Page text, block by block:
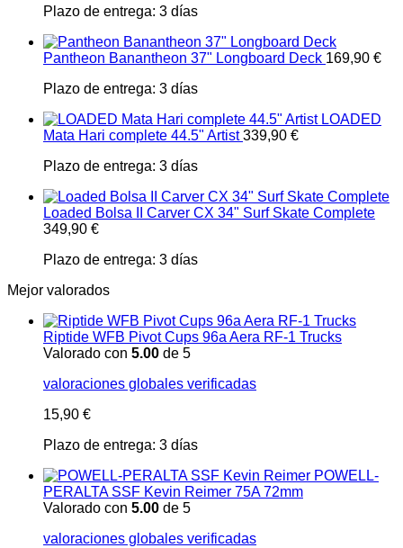
Plazo de entrega: 3 días
Pantheon Banantheon 37" Longboard Deck 169,90 €
Plazo de entrega: 3 días
LOADED
Mata Hari complete 44.5" Artist 339,90 €
Plazo de entrega: 3 días
Loaded Bolsa II Carver CX 34" Surf Skate Complete
349,90 €
Plazo de entrega: 3 días
Mejor valorados
Riptide WFB Pivot Cups 96a Aera RF-1 Trucks
Valorado con 5.00 de 5
valoraciones globales verificadas
15,90 €
Plazo de entrega: 3 días
POWELL-
PERALTA SSF Kevin Reimer 75A 72mm
Valorado con 5.00 de 5
valoraciones globales verificadas